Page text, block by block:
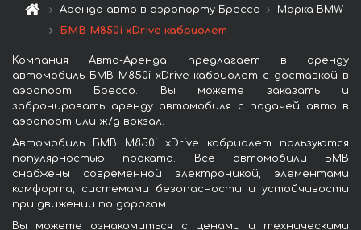
Аренда авто в аэропорту Брессо
Марка BMW
БМВ M850i xDrive кабриолет
Компания Авто-Аренда предлагает в аренду
автомобиль БМВ M850i xDrive кабриолет с доставкой в
аэропорт Брессо. Вы можете заказать и
забронировать аренду автомобиля с подачей авто в
аэропорт или ж/д вокзал.
Автомобиль БМВ M850i xDrive кабриолет пользуются
популярностью проката. Все автомобили БМВ
снабжены современной электроникой, элементами
комфорта, системами безопасности и устойчивости
при движении по дорогам.
Вы можете ознакомиться с ценами и техническими